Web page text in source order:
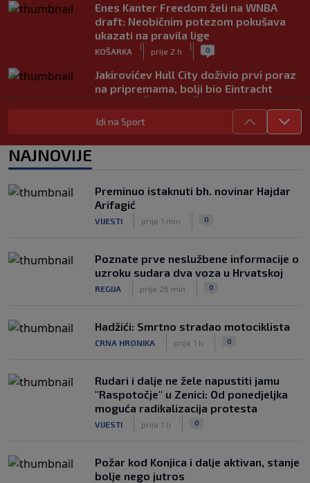
Enes Kanter Freedom želi na WNBA
draft: Neobičnim potezom pokušava
ukazati na pravila lige
KOŠARKA
|
prije 2 h
| 0
Jakirovićev Hull City doživio prvi poraz
na pripremama, bolji bio Eintracht
| |
Otkriven uzrok smrti NBA košarkaša:
Nekada je vladao svjetskim tenisom,
danas ga mnogi jedva prepoznaju:
Ovako izgleda Pete Sampras
Idi na Sport
NAJNOVIJE
Preminuo istaknuti bh. novinar Hajdar
Arifagić
VIJESTI prije 1 min 0
Poznate prve neslužbene informacije o
uzroku sudara dva voza u Hrvatskoj
REGIJA prije 26 min 0
Hadžići: Smrtno stradao motociklista
CRNA HRONIKA prije 1 h 0
Rudari i dalje ne žele napustiti jamu
"Raspotočje" u Zenici: Od ponedjeljka
moguća radikalizacija protesta
VIJESTI prije 1 h 0
Požar kod Konjica i dalje aktivan, stanje
bolje nego jutros